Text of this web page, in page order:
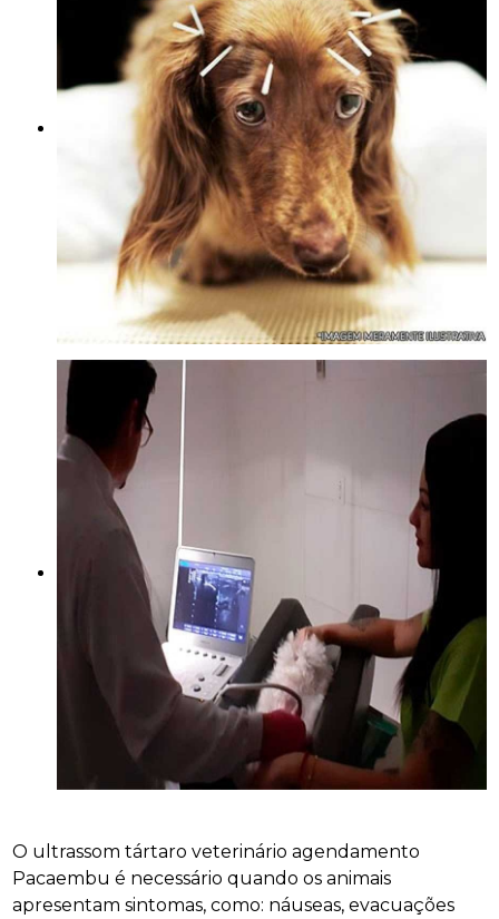
O ultrassom tártaro veterinário agendamento
Pacaembu é necessário quando os animais
apresentam sintomas, como: náuseas, evacuações